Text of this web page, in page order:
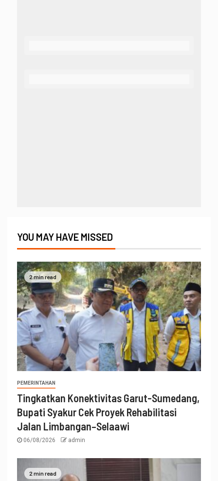
YOU MAY HAVE MISSED
2 min read
PEMERINTAHAN
Tingkatkan Konektivitas Garut-Sumedang,
Bupati Syakur Cek Proyek Rehabilitasi
Jalan Limbangan–Selaawi
06/08/2026 admin
2 min read